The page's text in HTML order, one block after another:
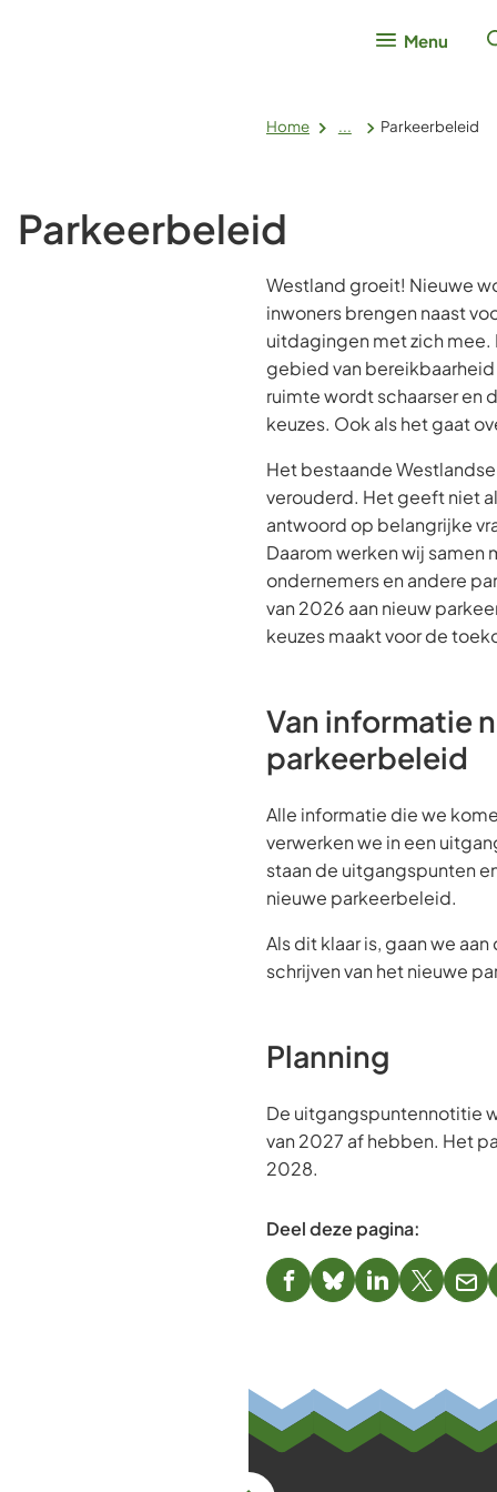
Menu
Home ... Parkeerbeleid
Parkeerbeleid
Westland groeit! Nieuwe
inwoners brengen naast
uitdagingen met zich
gebied van
ruimte wordt schaarser en
keuzes. Ook als het gaat
Het bestaande
verouderd. Het geeft niet
antwoord op belangrijke
Daarom werken wij samen
ondernemers en andere
van 2026 aan nieuw
keuzes maakt voor de
Van informatie
parkeerbeleid
Alle informatie die we
verwerken we in een
staan de uitgangspunten
nieuwe parkeerbeleid.
Als dit klaar is, gaan we
schrijven van het nieuwe
Planning
De uitgangspuntennotitie
van 2027 af hebben. Het
2028.
Deel deze pagina:
(Verwijst
website)
(Verwijst
website)
(Verwijst
website)
(Verwijst
website)